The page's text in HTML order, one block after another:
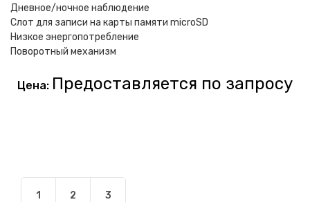
Дневное/ночное наблюдение
Слот для записи на карты памяти microSD
Низкое энергопотребление
Поворотный механизм
Цена: Предоставляется по запросу
1 2 3